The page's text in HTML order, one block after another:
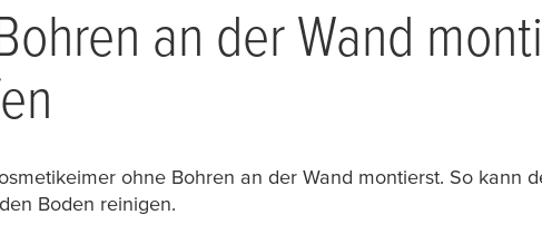
an der Wand
ohne Bohren an der Wand montierst. So kann
Boden reinigen.